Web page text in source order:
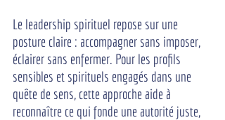
Le leadership spirituel repose sur une
posture claire : accompagner sans imposer,
éclairer sans enfermer. Pour les profils
sensibles et spirituels engagés dans une
quête de sens, cette approche aide à
reconnaître ce qui fonde une autorité juste,